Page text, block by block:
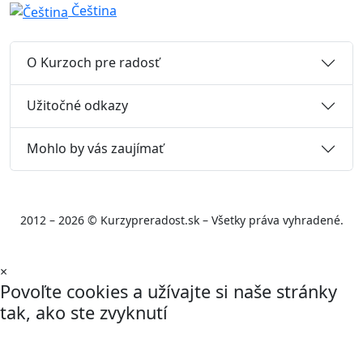
Čeština
O Kurzoch pre radosť
Užitočné odkazy
Mohlo by vás zaujímať
2012 – 2026 © Kurzypreradost.sk – Všetky práva vyhradené.
×
Povoľte cookies a užívajte si naše stránky
tak, ako ste zvyknutí